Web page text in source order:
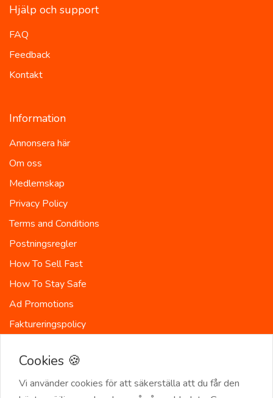
Hjälp och support
FAQ
Feedback
Kontakt
Information
Annonsera här
Om oss
Medlemskap
Privacy Policy
Terms and Conditions
Postningsregler
How To Sell Fast
How To Stay Safe
Ad Promotions
Faktureringspolicy
Site-Map
Cookies 🍪
Vi använder cookies för att säkerställa att du får den